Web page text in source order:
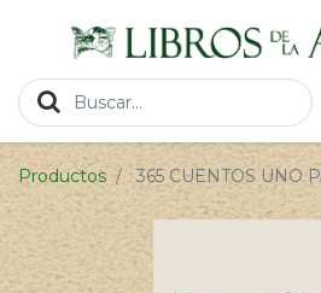
Productos 365 CUENTOS UNO